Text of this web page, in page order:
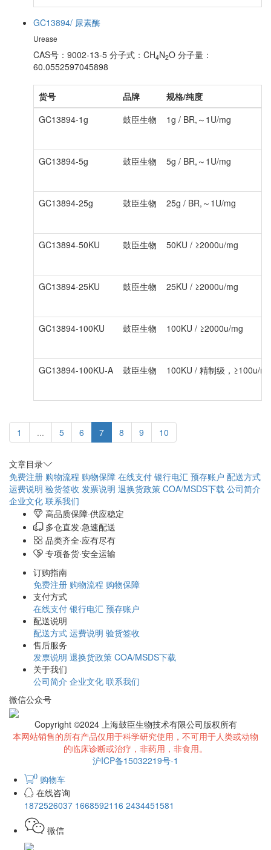
GC13894/ 尿素酶
Urease
CAS号：9002-13-5 分子式：CH4N2O 分子量：
60.0552597045898
货号 品牌
规格/纯度
GC13894-1g
鼓臣生物 1g / BR,～1U/mg
GC13894-5g 鼓臣生物 5g / BR,～1U/mg
GC13894-25g 鼓臣生物 25g / BR,～1U/mg
GC13894-50KU 鼓臣生物 50KU / ≥2000u/mg
GC13894-25KU 鼓臣生物 25KU / ≥2000u/mg
GC13894-100KU 鼓臣生物 100KU / ≥2000u/mg
GC13894-100KU-A 鼓臣生物 100KU / 精制级，≥100u/
1 ... 5 6 7 8 9 10
文章目录
免费注册 购物流程 购物保障 在线支付 银行电汇 预存账户 配送方式
运费说明 验货签收 发票说明 退换货政策 COA/MSDS下载 公司简介
企业文化 联系我们
高品质保障·供应稳定
多仓直发·急速配送
品类齐全·应有尽有
专项备货·安全运输
订购指南
免费注册 购物流程 购物保障
支付方式
在线支付 银行电汇 预存账户
配送说明
配送方式 运费说明 验货签收
售后服务
发票说明 退换货政策 COA/MSDS下载
关于我们
公司简介 企业文化 联系我们
微信公众号
Copyright ©2024 上海鼓臣生物技术有限公司版权所有
本网站销售的所有产品仅用于科学研究使用，不可用于人类或动物
的临床诊断或治疗，非药用，非食用。
沪ICP备15032219号-1
0 购物车
在线咨询
1872526037 1668592116 2434451581
微信